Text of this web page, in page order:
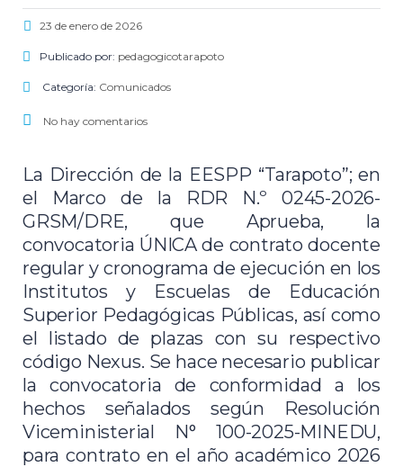
23 de enero de 2026
Publicado por: pedagogicotarapoto
Categoría: Comunicados
No hay comentarios
La Dirección de la EESPP “Tarapoto”; en
el Marco de la RDR N.º 0245-2026-
GRSM/DRE, que Aprueba, la
convocatoria ÚNICA de contrato docente
regular y cronograma de ejecución en los
Institutos y Escuelas de Educación
Superior Pedagógicas Públicas, así como
el listado de plazas con su respectivo
código Nexus. Se hace necesario publicar
la convocatoria de conformidad a los
hechos señalados según Resolución
Viceministerial N° 100-2025-MINEDU,
para contrato en el año académico 2026